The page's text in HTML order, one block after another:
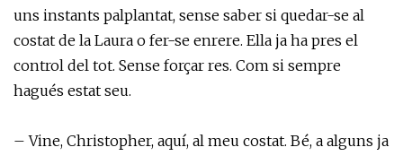
uns instants palplantat, sense saber si quedar-se al
costat de la Laura o fer-se enrere. Ella ja ha pres el
control del tot. Sense forçar res. Com si sempre
hagués estat seu.
– Vine, Christopher, aquí, al meu costat. Bé, a alguns ja